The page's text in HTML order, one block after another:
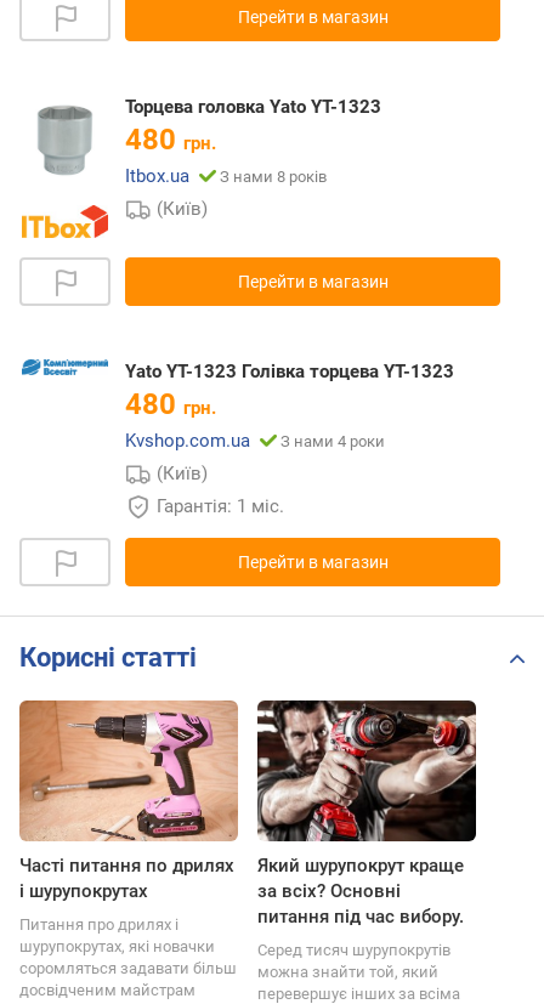
Перейти в магазин
Торцева головка Yato YT-1323
480 грн.
Itbox.ua
З нами 8 років
(Київ)
Перейти в магазин
Yato YT-1323 Голівка торцева YT-1323
480 грн.
Kvshop.com.ua
З нами 4 роки
(Київ)
Гарантія: 1 міс.
Перейти в магазин
Корисні статті
Часті питання по дрилях
і шурупокрутах
Питання про дрилях і
шурупокрутах, які новачки
соромляться задавати більш
досвідченим майстрам
Який шурупокрут краще
за всіх? Основні
питання під час вибору.
Серед тисяч шурупокрутів
можна знайти той, який
перевершує інших за всіма